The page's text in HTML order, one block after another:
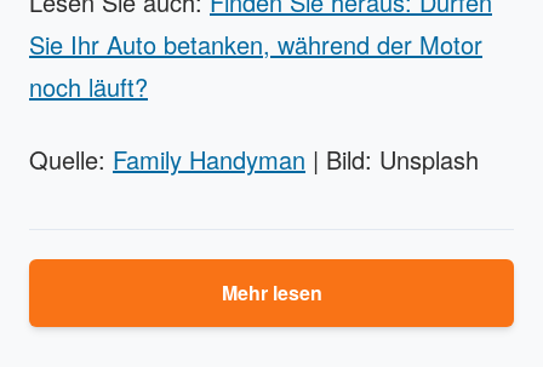
Sie Ihr Auto betanken, während der Motor
noch läuft?
Quelle: Family Handyman | Bild: Unsplash
Mehr lesen